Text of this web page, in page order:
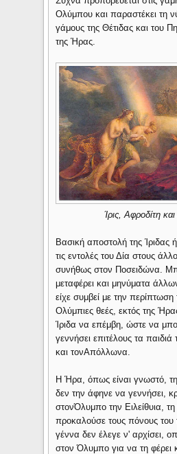
Ολύμπου και παραστέκει τη
γάμους της Θέτιδας και του
της Ήρας.
Ίρις, Αφροδίτη
Βασική αποστολή της Ίριδας
τις εντολές του Δία στους
συνήθως στον Ποσειδώνα.
μεταφέρει και μηνύματα
είχε συμβεί με την
Ολύμπιες θεές, εκτός της
Ίριδα να επέμβη, ώστε να
γεννήσει επιτέλους τα παιδιά
και τονΑπόλλωνα.
Η Ήρα, όπως είναι γνωστό,
δεν την άφηνε να γεννήσει,
στονΌλυμπο την Ειλείθυια,
προκαλούσε τους πόνους του
γέννα δεν έλεγε ν' αρχίσει,
στον Όλυμπο για να τη φέρει